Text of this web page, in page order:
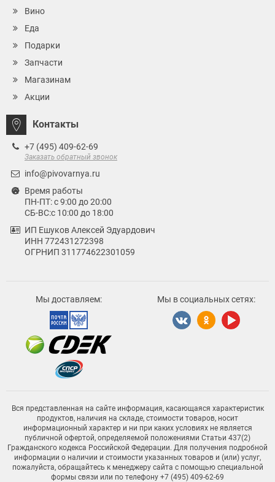
Вино
Еда
Подарки
Запчасти
Магазинам
Акции
Контакты
+7 (495) 409-62-69
Заказать обратный звонок
info@pivovarnya.ru
Время работы
ПН-ПТ: с 9:00 до 20:00
СБ-ВС:с 10:00 до 18:00
ИП Ешуков Алексей Эдуардович
ИНН 772431272398
ОГРНИП 311774622301059
Мы доставляем: Мы в социальных сетях:
Вся представленная на сайте информация, касающаяся характеристик
продуктов, наличия на складе, стоимости товаров, носит
информационный характер и ни при каких условиях не является
публичной офертой, определяемой положениями Статьи 437(2)
Гражданского кодекса Российской Федерации. Для получения подробной
информации о наличии и стоимости указанных товаров и (или) услуг,
пожалуйста, обращайтесь к менеджеру сайта с помощью специальной
формы связи или по телефону +7 (495) 409-62-69